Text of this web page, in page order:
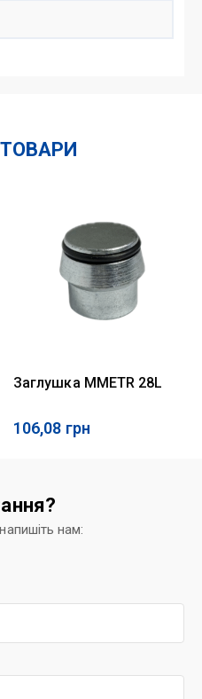
Заглушка MMETR 28L
106,08 грн
нам: